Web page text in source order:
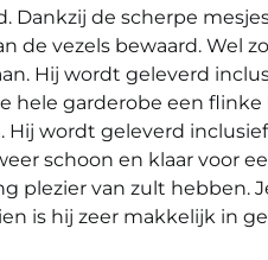
Dankzij de scherpe
de vezels bewaard. Wel
Hij wordt geleverd
hele garderobe een
Hij wordt geleverd
schoon en klaar voor
plezier van zult hebben.
is hij zeer makkelijk in